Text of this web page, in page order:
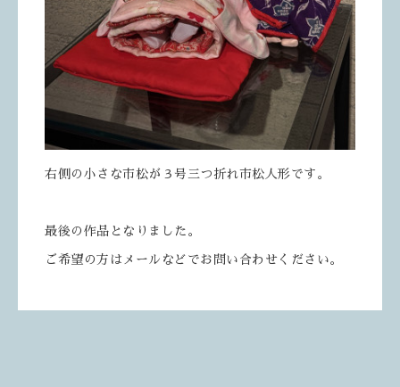
右側の小さな市松が３号三つ折れ市松人形です。
最後の作品となりました。
ご希望の方はメールなどでお問い合わせください。